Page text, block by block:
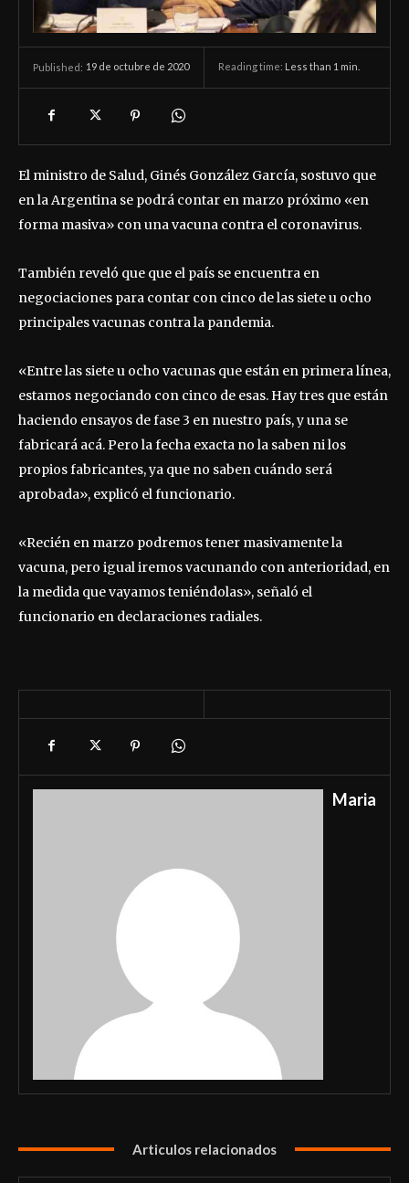
Published: 19 de octubre de 2020 Reading time: Less than 1 min.
El ministro de Salud, Ginés González García, sostuvo que
en la Argentina se podrá contar en marzo próximo «en
forma masiva» con una vacuna contra el coronavirus.
También reveló que que el país se encuentra en
negociaciones para contar con cinco de las siete u ocho
principales vacunas contra la pandemia.
«Entre las siete u ocho vacunas que están en primera línea,
estamos negociando con cinco de esas. Hay tres que están
haciendo ensayos de fase 3 en nuestro país, y una se
fabricará acá. Pero la fecha exacta no la saben ni los
propios fabricantes, ya que no saben cuándo será
aprobada», explicó el funcionario.
«Recién en marzo podremos tener masivamente la
vacuna, pero igual iremos vacunando con anterioridad, en
la medida que vayamos teniéndolas», señaló el
funcionario en declaraciones radiales.
Maria
Articulos relacionados